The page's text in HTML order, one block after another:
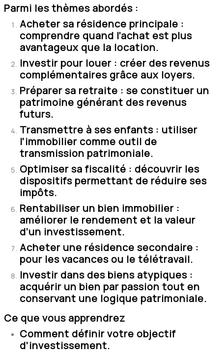
Parmi les thèmes abordés :
Acheter sa résidence principale :
comprendre quand l’achat est plus
avantageux que la location.
Investir pour louer : créer des revenus
complémentaires grâce aux loyers.
Préparer sa retraite : se constituer un
patrimoine générant des revenus
futurs.
Transmettre à ses enfants : utiliser
l’immobilier comme outil de
transmission patrimoniale.
Optimiser sa fiscalité : découvrir les
dispositifs permettant de réduire ses
impôts.
Rentabiliser un bien immobilier :
améliorer le rendement et la valeur
d’un investissement.
Acheter une résidence secondaire :
pour les vacances ou le télétravail.
Investir dans des biens atypiques :
acquérir un bien par passion tout en
conservant une logique patrimoniale.
Ce que vous apprendrez
Comment définir votre objectif
d’investissement.